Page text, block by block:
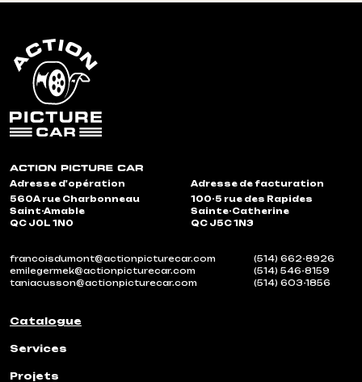
Adresse d'opération
560A rue Charbonneau
Saint-Amable
QC J0L 1N0
Adresse de facturation
100-5 rue des Rapides
Sainte-Catherine
QC J5C 1N3
francoisdumont@actionpicturecar.com
(514) 662-8926
emilegermek@actionpicturecar.com
(514) 546-8159
taniacusson@actionpicturecar.com
(514) 603-1856
Catalogue
Services
Projets